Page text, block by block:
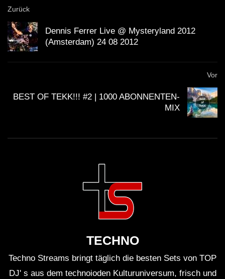
Zurück
Dennis Ferrer Live @ Mysteryland 2012
(Amsterdam) 24 08 2012
Vor
BEST OF TEKK!!! #2 | 1000 ABONNENTEN-
MIX
TECHNO
Techno Streams bringt täglich die besten Sets von TOP
DJ' s aus dem technoioden Kulturuniversum, frisch und